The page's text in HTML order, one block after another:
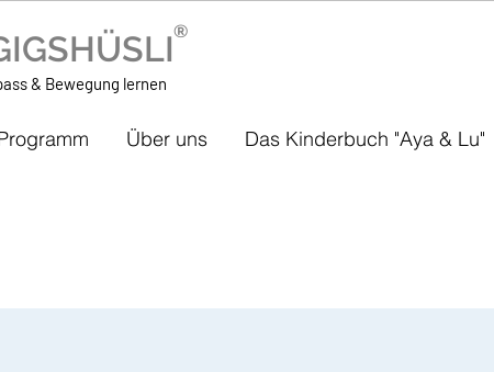
®
& Bewegung lernen
Über uns Das Kinderbuch "Aya & Lu"